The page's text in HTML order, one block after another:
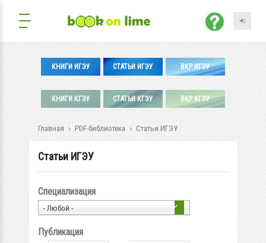
КНИГИ ИГЭУ СТАТЬИ ИГЭУ ВКР ИГЭУ
КНИГИ КГЭУ СТАТЬИ КГЭУ ВКР КГЭУ
Главная PDF-библиотека Статьи ИГЭУ
Статьи ИГЭУ
Специализация
- Любой -
Публикация